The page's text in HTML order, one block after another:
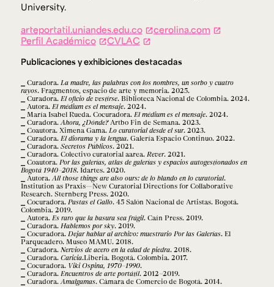
University.
arteportatil.uniandes.edu.co
cerolina.com
Perfil Académico
CVLAC
Publicaciones y exhibiciones destacadas
Curadora. La madre, las palabras con los nombres, un sorbo y cuatro
rayos. Fragmentos, espacio de arte y memoria. 2025.
Curadora. El oficio de vestirse. Biblioteca Nacional de Colombia. 2024.
Autora. El médium es el mensaje. 2024.
María Isabel Rueda. Cocuradora. El médium es el mensaje. 2024.
Curadora.Ahora, ¿Dónde?Artbo Fin de Semana. 2023.
Coautora. Ximena Gama. Lo curatorial desde el sur. 2023.
Curadora. El diorama y la lengua. Galería Espacio Continuo. 2022.
Curadora. Secretos Públicos. 2021.
Curadora. Colectivo curatorial aarea. Rever. 2021.
Coautora. Por las galerías, atlas de galerías y espacios autogestionados en
Bogotá 1940–2018. Idartes. 2020.
Autora.All those things are also ours: de lo blando en lo curatorial.
Institution as Praxis—New Curatorial Directions for Collaborative
Research. Sternberg Press. 2020.
Cocuradora. Pastas el Gallo. 45 Salón Nacional de Artistas. Bogotá.
Colombia. 2019.
Autora. Es raro que la basura sea frágil. Caín Press. 2019.
Curadora. Hablemos por sky. 2019.
Cocuradora. Dejar hablar al archivo: muestrario Por las Galerías. El
Parqueadero. Museo MAMU. 2018.
Curadora. Nervios de acero en la edad de piedra. 2018.
Curadora. Caricia.Liberia. Bogotá. Colombia. 2017.
Cocuradora. Viki Ospina, 1970–1990.
Curadora. Encuentros de arte portátil. 2012–2019.
Curadora.Amalgamas. Cámara de Comercio de Bogotá. 2014.